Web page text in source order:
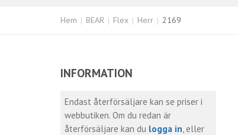
Hem BEAR Flex Herr 2169
INFORMATION
Endast återförsäljare kan se priser i
webbutiken. Om du redan är
återförsäljare kan du logga in, eller